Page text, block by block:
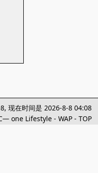
现在时间是 2026-8-8 04:08
one Lifestyle- WAP- TOP